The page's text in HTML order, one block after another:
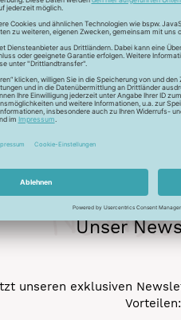
Unser
unseren exklusiven
Vorteilen: